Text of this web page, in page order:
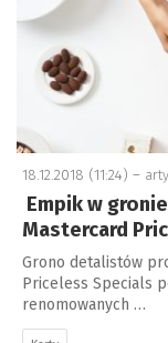
18.12.2018 (11:24) –
Empik w
Mastercard
Grono detalistów
Priceless Specials
renomowanych …